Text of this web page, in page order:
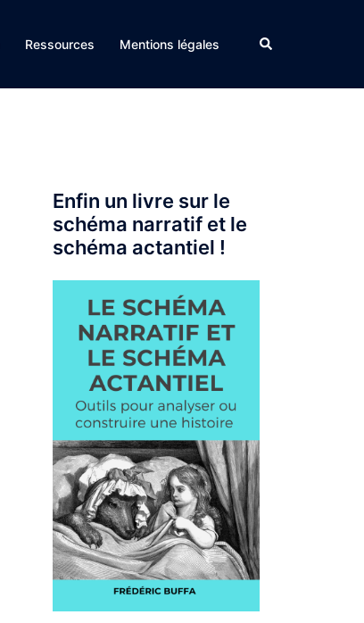
Ressources Mentions légales Rechercher
Enfin un livre sur le
schéma narratif et le
schéma actantiel !